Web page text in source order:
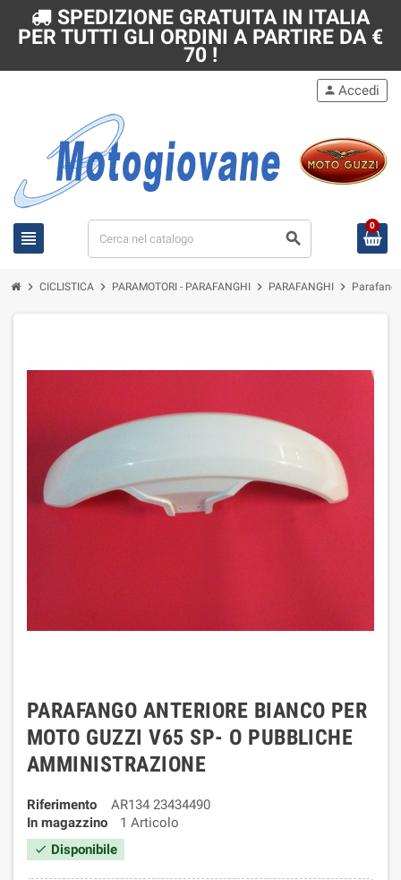
SPEDIZIONE GRATUITA IN ITALIA
PER TUTTI GLI ORDINI A PARTIRE DA €
70 !
view_headline search
person Accedi
0
chevron_right CICLISTICA chevron_right PARAMOTORI - PARAFANGHI chevron_right PARAFANGHI chevron_right
PARAFANGO ANTERIORE BIANCO PER
MOTO GUZZI V65 SP- O PUBBLICHE
AMMINISTRAZIONE
Riferimento
AR134 23434490
In magazzino
1 Articolo
check Disponibile